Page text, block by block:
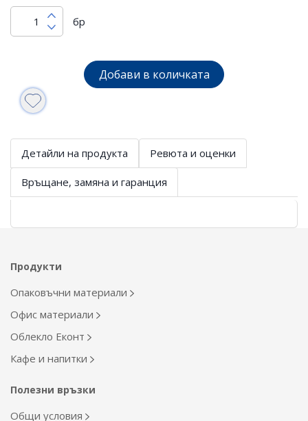
бр
Добави в количката
Детайли на продукта Ревюта и оценки
Връщане, замяна и гаранция
Продукти
Опаковъчни материали
Офис материали
Облекло Еконт
Кафе и напитки
Полезни връзки
Общи условия